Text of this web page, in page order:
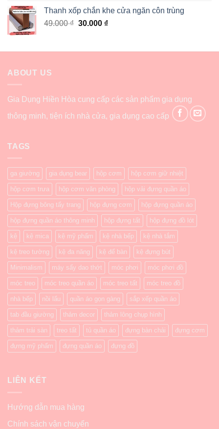
Thanh xốp chắn khe cửa ngăn côn trùng
49.000₫ 30.000 ₫
ABOUT US
Gia Dụng Hiền Hòa cung cấp các sản phẩm gia dụng
thông minh, tiện ích nhà cửa, gia dụng cao cấp
TAGS
ga giường gia dụng bear hộp cơm hộp cơm giữ nhiệt
hộp cơm trưa hộp cơm văn phòng hộp vải đựng quần áo
Hộp đựng bông tẩy trang hộp đựng cơm hộp đựng quần áo
hộp đựng quần áo thông minh hộp đựng tất hộp đựng đồ lót
kệ kệ mica kệ mỹ phẩm kệ nhà bếp kệ nhà tắm
kệ treo tường kệ đa năng kệ để bàn kệ đựng bút
Minimalism máy sấy dao thớt móc phơi móc phơi đồ
móc treo móc treo quần áo móc treo tất móc treo đồ
nhà bếp nồi lẩu quần áo gọn gàng sắp xếp quần áo
tab đầu giường thảm decor thảm lông chụp hình
thảm trải sàn treo tất tủ quần áo đựng bàn chải đựng cơm
đựng mỹ phẩm đựng quần áo đựng đồ
LIÊN KẾT
Hướng dẫn mua hàng
Chính sách vận chuyển